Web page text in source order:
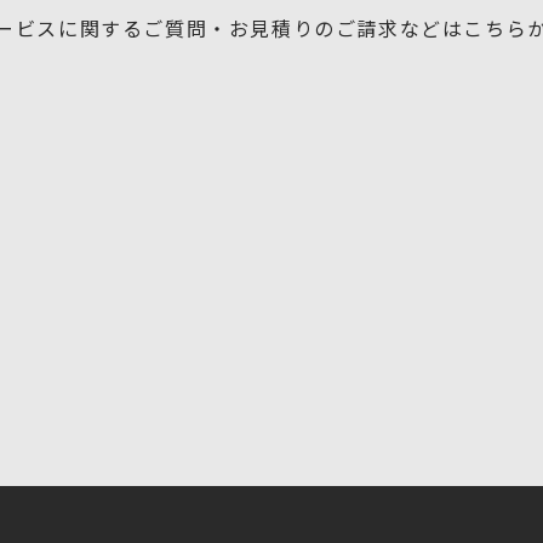
ビスに関するご質問・お見積りの ご請求などはこちら